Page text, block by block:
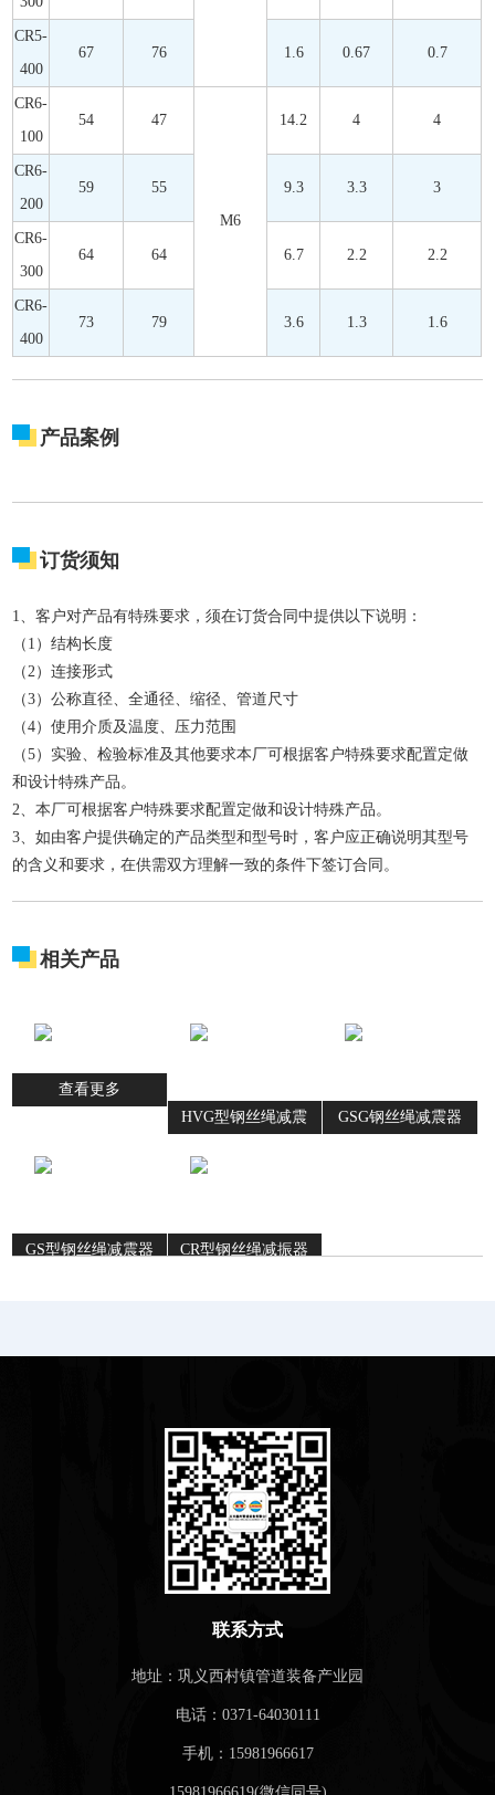
CR5-
400
67 76 1.6 0.67 0.7
CR6-
100
54 47
M6
14.2 4 4
CR6-
200
59 55 9.3 3.3 3
CR6-
300
64 64 6.7 2.2 2.2
CR6-
400
73 79 3.6 1.3 1.6
产品案例
订货须知
1、客户对产品有特殊要求，须在订货合同中提供以下说明：
（1）结构长度
（2）连接形式
（3）公称直径、全通径、缩径、管道尺寸
（4）使用介质及温度、压力范围
（5）实验、检验标准及其他要求本厂可根据客户特殊要求配置定做
和设计特殊产品。
2、本厂可根据客户特殊要求配置定做和设计特殊产品。
3、如由客户提供确定的产品类型和型号时，客户应正确说明其型号
的含义和要求，在供需双方理解一致的条件下签订合同。
相关产品
查看更多
HVG型钢丝绳减震
GSG钢丝绳减震器
GS型钢丝绳减震器 CR型钢丝绳减振器
联系方式
地址：巩义西村镇管道装备产业园
电话：0371-64030111
手机：15981966617